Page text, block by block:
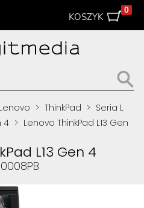
KOSZYK
0
> ThinkPad > Seria L
4 > Lenovo ThinkPad L13 Gen
L13 Gen 4